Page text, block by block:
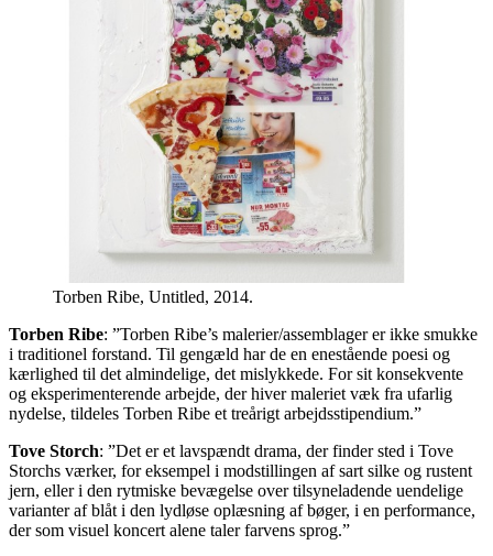
Torben Ribe, Untitled, 2014.
Torben Ribe: ”Torben Ribe’s malerier/assemblager er ikke smukke
i traditionel forstand. Til gengæld har de en enestående poesi og
kærlighed til det almindelige, det mislykkede. For sit konsekvente
og eksperimenterende arbejde, der hiver maleriet væk fra ufarlig
nydelse, tildeles Torben Ribe et treårigt arbejdsstipendium.”
Tove Storch: ”Det er et lavspændt drama, der finder sted i Tove
Storchs værker, for eksempel i modstillingen af sart silke og rustent
jern, eller i den rytmiske bevægelse over tilsyneladende uendelige
varianter af blåt i den lydløse oplæsning af bøger, i en performance,
der som visuel koncert alene taler farvens sprog.”